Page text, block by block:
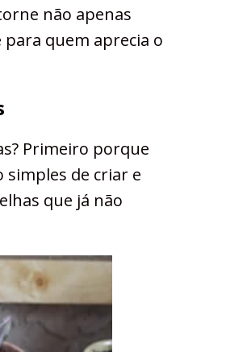
não apenas
quem aprecia o
Primeiro porque
simples de criar e
que já não